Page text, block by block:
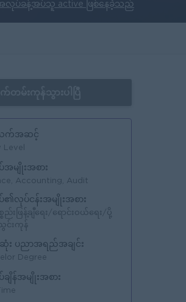
ပ်ခန့်အပ်သူ active ဖြစ်နေခဲ့သည်
က်အဆင့်
Level
မျိုးအစား
Accounting, Audit
လုပ်ငန်းအမျိုးအစား
ည်းဖြန့်ချီရေး/ရောင်းဝယ်ရေး/ပို့
င်းကုန်
း ပညာအရည်အချင်း
Degree
ျိန်အမျိုးအစား